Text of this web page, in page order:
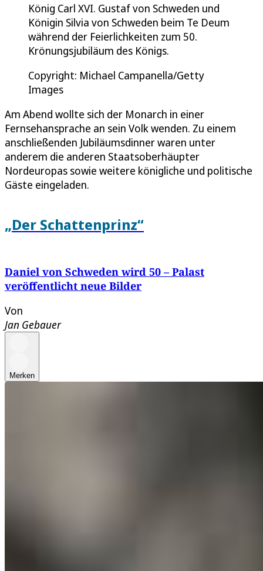
König Carl XVI. Gustaf von Schweden und
Königin Silvia von Schweden beim Te Deum
während der Feierlichkeiten zum 50.
Krönungsjubiläum des Königs.
Copyright: Michael Campanella/Getty
Images
Am Abend wollte sich der Monarch in einer
Fernsehansprache an sein Volk wenden. Zu einem
anschließenden Jubiläumsdinner waren unter
anderem die anderen Staatsoberhäupter
Nordeuropas sowie weitere königliche und politische
Gäste eingeladen.
„Der Schattenprinz“
Daniel von Schweden wird 50 – Palast
veröffentlicht neue Bilder
Von
Jan Gebauer
Merken